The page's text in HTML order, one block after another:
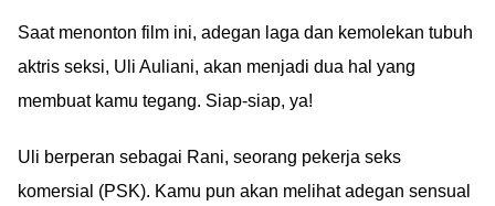
Saat menonton film ini, adegan laga dan kemolekan tubuh
aktris seksi, Uli Auliani, akan menjadi dua hal yang
membuat kamu tegang. Siap-siap, ya!
Uli berperan sebagai Rani, seorang pekerja seks
komersial (PSK). Kamu pun akan melihat adegan sensual